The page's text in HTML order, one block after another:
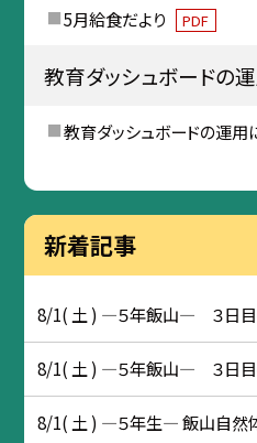
5月給食だより PDF
教育ダッシュボードの
教育ダッシュボードの運用
新着記事
8/1( 土 ) ―５年飯山― ３日
8/1( 土 ) ―５年飯山― ３日目
8/1( 土 ) ―５年生― 飯山自然